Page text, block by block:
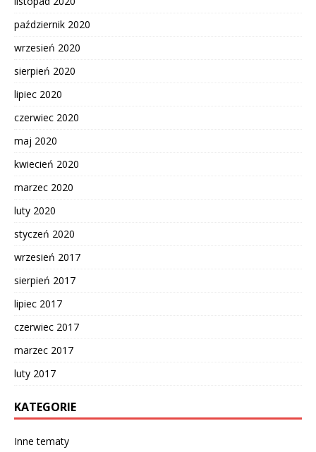
październik 2020
wrzesień 2020
sierpień 2020
lipiec 2020
czerwiec 2020
maj 2020
kwiecień 2020
marzec 2020
luty 2020
styczeń 2020
wrzesień 2017
sierpień 2017
lipiec 2017
czerwiec 2017
marzec 2017
luty 2017
KATEGORIE
Inne tematy